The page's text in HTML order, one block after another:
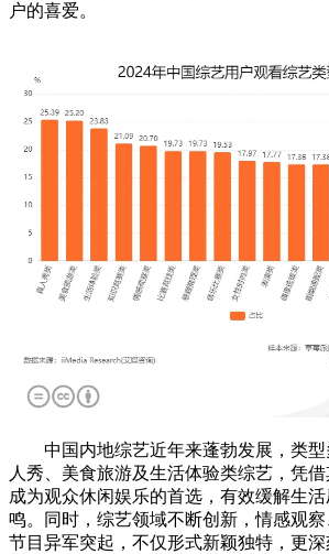
户的喜爱。
中国内地综艺近年来蓬勃发展，类型
人秀、美食旅游及生活体验类综艺，凭借
成为观众休闲娱乐的首选，有效缓解生
鸣。同时，综艺领域不断创新，情感观
节目异军突起，不仅形式新颖独特，更